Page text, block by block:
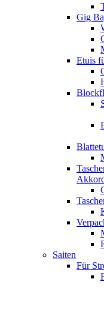
Gig
Etuis
Saiten
Für